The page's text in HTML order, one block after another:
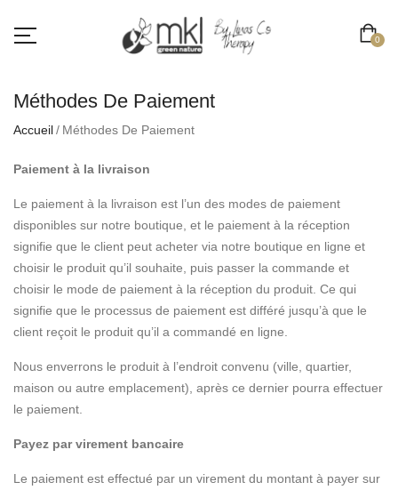
0
Méthodes De Paiement
Accueil Méthodes De Paiement
Paiement à la livraison
Le paiement à la livraison est l’un des modes de paiement
disponibles sur notre boutique, et le paiement à la réception
signifie que le client peut acheter via notre boutique en ligne et
choisir le produit qu’il souhaite, puis passer la commande et
choisir le mode de paiement à la réception du produit. Ce qui
signifie que le processus de paiement est différé jusqu’à que le
client reçoit le produit qu’il a commandé en ligne.
Nous enverrons le produit à l’endroit convenu (ville, quartier,
maison ou autre emplacement), après ce dernier pourra effectuer
le paiement.
Payez par virement bancaire
Le paiement est effectué par un virement du montant à payer sur